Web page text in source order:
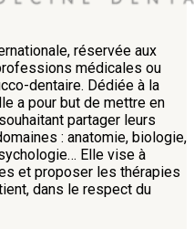
réservée aux
médicales ou
dentaire. Dédiée à la
a pour but de mettre en
partager leurs
: anatomie, biologie,
Elle vise à
et proposer les thérapies
dans le respect du